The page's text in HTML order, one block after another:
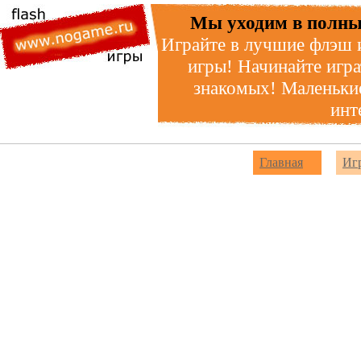
Мы уходим в
Играйте в лучшие флэш
игры! Начинайте
знакомых!
Главная